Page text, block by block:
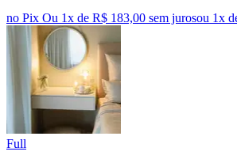
no Pix Ou 1x de R$ 183,00 sem jurosou 1x
Full